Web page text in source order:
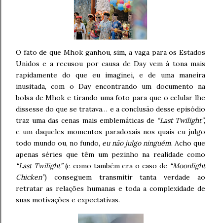
O fato de que Mhok ganhou, sim, a vaga para os Estados
Unidos e a recusou por causa de Day vem à tona mais
rapidamente do que eu imaginei, e de uma maneira
inusitada, com o Day encontrando um documento na
bolsa de Mhok e tirando uma foto para que o celular lhe
dissesse do que se tratava… e a conclusão desse episódio
traz uma das cenas mais emblemáticas de “Last Twilight”,
e um daqueles momentos paradoxais nos quais eu julgo
todo mundo ou, no fundo, eu não julgo ninguém. Acho que
apenas séries que têm um pezinho na realidade como
“Last Twilight”(e como também era o caso de “Moonlight
Chicken”) conseguem transmitir tanta verdade ao
retratar as relações humanas e toda a complexidade de
suas motivações e expectativas.